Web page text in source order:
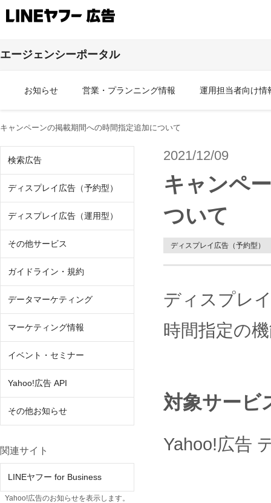
エージェンシーポータル
お知らせ 営業・プランニング情報 運用担当者向け情
キャンペーンの掲載期間への時間指定追加について
検索広告
ディスプレイ広告（予約型）
ディスプレイ広告（運用型）
その他サービス
その他商品
ガイドライン・規約
データマーケティング
マーケティング情報
イベント・セミナー
Yahoo!広告 API
その他お知らせ
関連サイト
LINEヤフー for Business
Yahoo!広告のお知らせを表示します。
2021/12/09
キャンペ
ついて
ディスプレイ広告（予約型）
ディスプレ
時間指定の
対象サービ
Yahoo!広告